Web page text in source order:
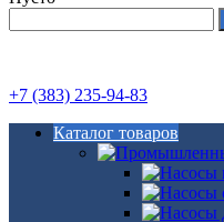
+7 (383) 235-94-83
Каталог товаров